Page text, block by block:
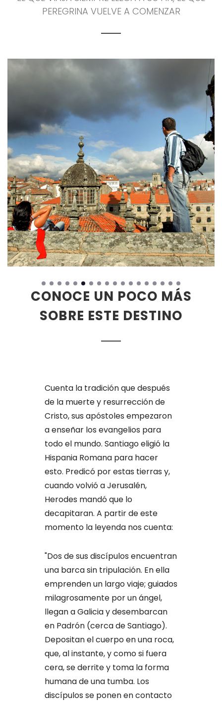
PEREGRINA VUELVE A COMENZAR
CONOCE UN POCO MÁS
SOBRE ESTE DESTINO
Cuenta la tradición que después
de la muerte y resurrección de
Cristo, sus apóstoles empezaron
a enseñar los evangelios para
todo el mundo. Santiago eligió la
Hispania Romana para hacer
esto. Predicó por estas tierras y,
cuando volvió a Jerusalén,
Herodes mandó que lo
decapitaran. A partir de este
momento la leyenda nos cuenta:
"Dos de sus discípulos encuentran
una barca sin tripulación. En ella
emprenden un largo viaje; guiados
milagrosamente por un ángel,
llegan a Galicia y desembarcan
en Padrón (cerca de Santiago).
Depositan el cuerpo en una roca,
que, al instante, y como si fuera
cera, se derrite y toma la forma
humana de una tumba. Los
discípulos se ponen en contacto